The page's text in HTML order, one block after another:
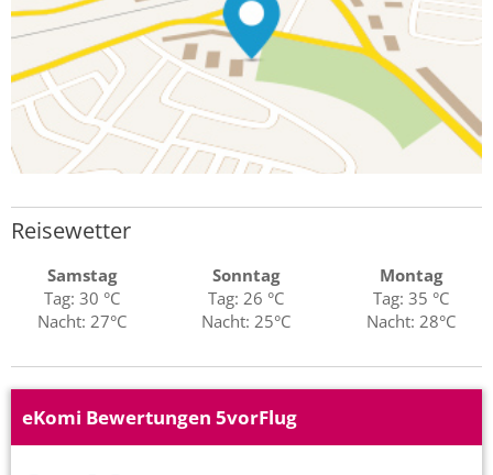
Reisewetter
Samstag
Tag: 30 °C
Nacht: 27°C
Sonntag
Tag: 26 °C
Nacht: 25°C
Montag
Tag: 35 °C
Nacht: 28°C
eKomi Bewertungen 5vorFlug